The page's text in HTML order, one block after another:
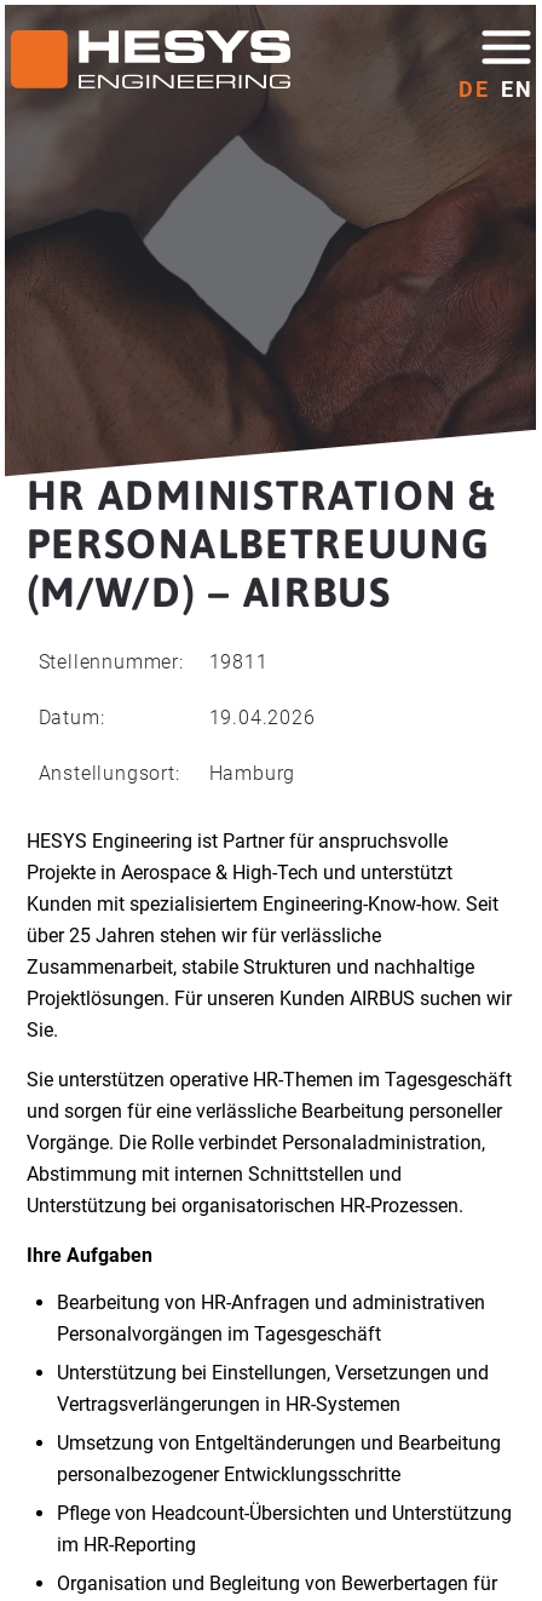
DE EN
HR ADMINISTRATION &
PERSONALBETREUUNG
(M/W/D) – AIRBUS
Stellennummer: 19811
Datum: 19.04.2026
Anstellungsort: Hamburg
HESYS Engineering ist Partner für anspruchsvolle
Projekte in Aerospace & High-Tech und unterstützt
Kunden mit spezialisiertem Engineering-Know-how. Seit
über 25 Jahren stehen wir für verlässliche
Zusammenarbeit, stabile Strukturen und nachhaltige
Projektlösungen. Für unseren Kunden AIRBUS suchen wir
Sie.
Sie unterstützen operative HR-Themen im Tagesgeschäft
und sorgen für eine verlässliche Bearbeitung personeller
Vorgänge. Die Rolle verbindet Personaladministration,
Abstimmung mit internen Schnittstellen und
Unterstützung bei organisatorischen HR-Prozessen.
Ihre Aufgaben
Bearbeitung von HR-Anfragen und administrativen
Personalvorgängen im Tagesgeschäft
Unterstützung bei Einstellungen, Versetzungen und
Vertragsverlängerungen in HR-Systemen
Umsetzung von Entgeltänderungen und Bearbeitung
personalbezogener Entwicklungsschritte
Pflege von Headcount-Übersichten und Unterstützung
im HR-Reporting
Organisation und Begleitung von Bewerbertagen für